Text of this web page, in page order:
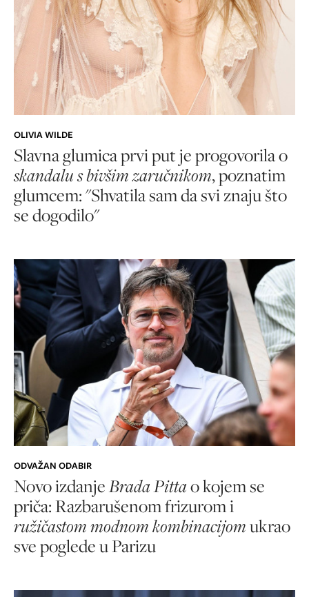
OLIVIA WILDE
Slavna glumica prvi put je progovorila o
skandalu s bivšim zaručnikom, poznatim
glumcem: "Shvatila sam da svi znaju što
se dogodilo"
ODVAŽAN ODABIR
Novo izdanjeBrada Pittao kojem se
priča: Razbarušenom frizurom i
ružičastom modnom kombinacijomukrao
sve pogledeu Parizu